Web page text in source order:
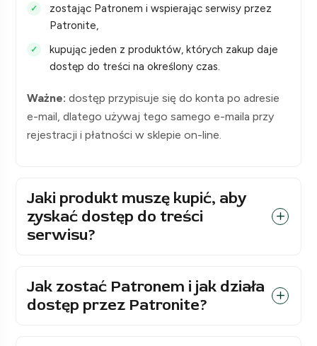
zostając Patronem i wspierając serwisy przez
Patronite,
kupując jeden z produktów, których zakup daje
dostęp do treści na określony czas.
Ważne: dostęp przypisuje się do konta po adresie
e-mail, dlatego używaj tego samego e-maila przy
rejestracji i płatności w sklepie on-line.
Jaki produkt muszę kupić, aby
zyskać dostęp do treści
serwisu?
Jak zostać Patronem i jak działa
dostęp przez Patronite?